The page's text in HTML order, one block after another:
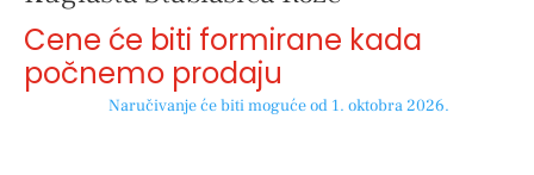
Cene će biti formirane kada
počnemo prodaju
Naručivanje će biti moguće od 1. oktobra 2026.